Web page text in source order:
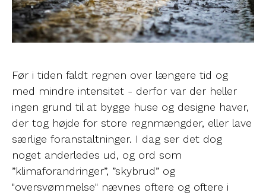
Før i tiden faldt regnen over længere tid og
med mindre intensitet - derfor var der heller
ingen grund til at bygge huse og designe haver,
der tog højde for store regnmængder, eller lave
særlige foranstaltninger. I dag ser det dog
noget anderledes ud, og ord som
”klimaforandringer”, ”skybrud” og
"oversvømmelse" nævnes oftere og oftere i